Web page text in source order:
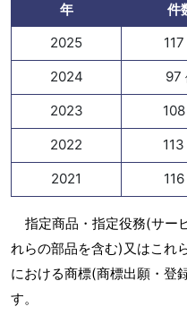
年 件
2025
117
2024 97
2023 108
2022 113
2021 116
指定商品・指定役務(サー
れらの部品を含む)又はこれ
における商標(商標出願・登
す。